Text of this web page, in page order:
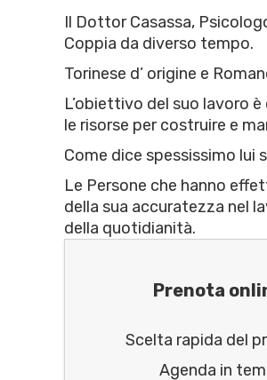
Il Dottor Casassa,
Coppia da diverso tempo.
Torinese d’ origine e
L’obiettivo del suo lavoro
le risorse per costruire e
Come dice spessissimo lui
Le Persone che hanno
della sua accuratezza nel
della quotidianità.
Prenota
Scelta rapida del
Agenda in